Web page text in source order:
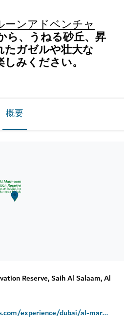
ーンアドベンチャ
ら、うねる砂丘、昇
たガゼルや壮大な
みください。
概要
Reserve, Saih Al Salaam, Al
www.oceanairtravels.com/experience/dubai/al-marmoom-bedouin-morning-experience